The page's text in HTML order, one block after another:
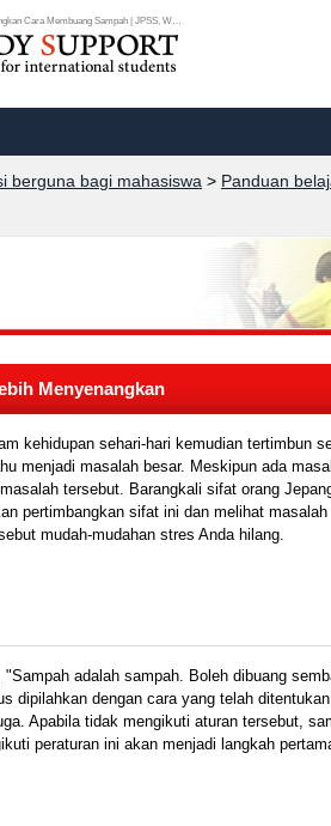
Tips untuk Kehidupan Yang Lebih Menyenangkan Cara Membuang Sampah | JPSS, Web...
berguna bagi mahasiswa > Panduan
Menyenangkan
kehidupan sehari-hari kemudian tertimbun
menjadi masalah besar. Meskipun ada
tersebut. Barangkali sifat orang
pertimbangkan sifat ini dan melihat
mudah-mudahan stres Anda hilang.
adalah sampah. Boleh dibuang
dipilahkan dengan cara yang telah
Apabila tidak mengikuti aturan tersebut,
peraturan ini akan menjadi langkah